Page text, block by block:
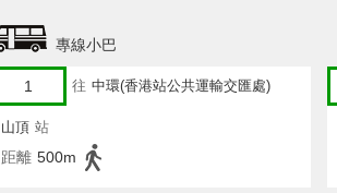
專線小巴
1 往 中環(香港站公共運輸交匯處)
山頂 站
距離 500m